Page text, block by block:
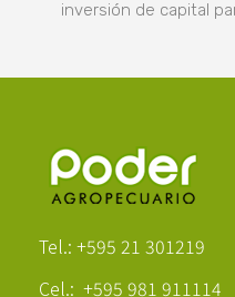
inversión de capital
Tel.: +595 21 301219
Cel.: +595 981 911114